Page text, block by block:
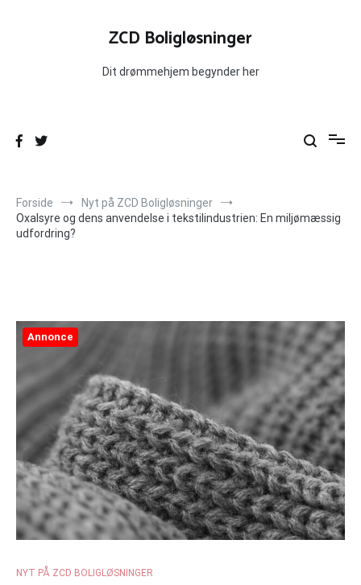
ZCD Boligløsninger
Dit drømmehjem begynder her
Forside
Nyt på ZCD Boligløsninger
Oxalsyre og dens anvendelse i tekstilindustrien: En miljømæssig
udfordring?
Annonce
NYT PÅ ZCD BOLIGLØSNINGER